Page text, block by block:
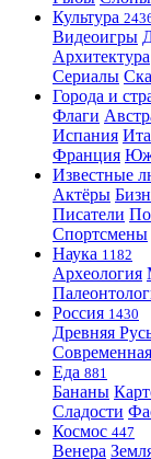
Культура
Видеоигры
Архитектура
Сериалы
Города и
Флаги
Испания
Франция
Известные
Актёры
Писатели
Спортсмены
Наука 1182
Археология
Россия 1430
Древняя
Еда 881
Бананы
Сладости
Космос 447
Венера